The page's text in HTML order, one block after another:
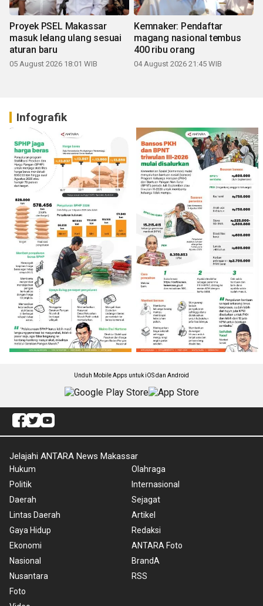
Proyek PSEL Makassar
masuk lelang ulang sesuai
aturan baru
05 August 2026 18:01 WIB
Kemnaker: Pendaftar
magang nasional tembus
400 ribu orang
04 August 2026 21:45 WIB
Infografik
Unduh Mobile Apps untuk iOS dan Android
Jelajahi ANTARA News Makassar
Hukum
Politik
Daerah
Lintas Daerah
Gaya Hidup
Ekonomi
Nasional
Nusantara
Foto
Olahraga
Internasional
Sejagat
Artikel
Redaksi
ANTARA Foto
BrandA
RSS